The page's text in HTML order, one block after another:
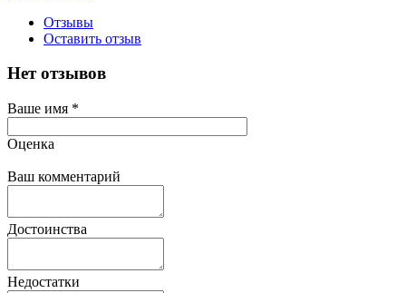
Отзывы
Оставить отзыв
Нет отзывов
Ваше имя *
Оценка
Ваш комментарий
Достоинства
Недостатки